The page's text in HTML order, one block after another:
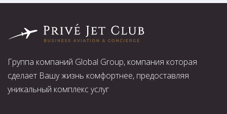
Группа компаний Global Group, компания которая
сделает Вашу жизнь комфортнее, предоставляя
уникальный комплекс услуг